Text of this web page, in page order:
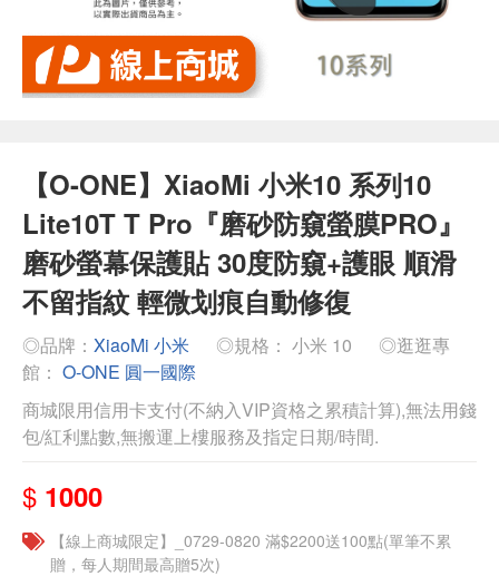
【O-ONE】XiaoMi 小米10 系列10
Lite10T T Pro『磨砂防窺螢膜PRO』
磨砂螢幕保護貼 30度防窺+護眼 順滑
不留指紋 輕微划痕自動修復
◎品牌： XiaoMi 小米 ◎規格： 小米 10
◎逛逛專
館： O-ONE 圓一國際
商城限用信用卡支付(不納入VIP資格之累積計算),無法用錢
包/紅利點數,無搬運上樓服務及指定日期/時間.
$ 1000
【線上商城限定】_0729-0820 滿$2200送100點(單筆不累
贈，每人期間最高贈5次)